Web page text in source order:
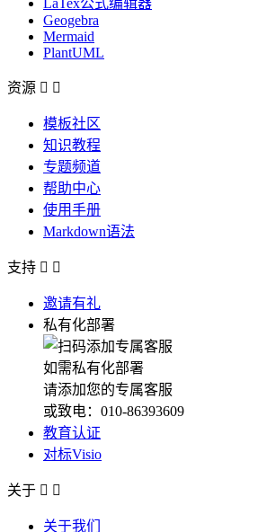
Geogebra
Mermaid
PlantUML
资源  
模板社区
知识教程
专题频道
帮助中心
使用手册
Markdown语法
支持  
邀请有礼
私有化部署
如需私有化部署
请添加您的专属客服
或致电：010-86393609
教育认证
对标Visio
关于  
关于我们